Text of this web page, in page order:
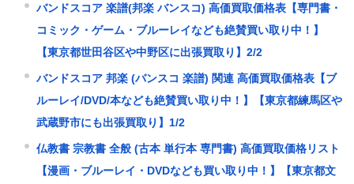
バンドスコア 楽譜(邦楽 バンスコ) 高価買取価格表【専門書・
コミック・ゲーム・ブルーレイなども絶賛買い取り中！】
【東京都世田谷区や中野区に出張買取り】2/2
バンドスコア 邦楽 (バンスコ 楽譜) 関連 高価買取価格表【ブ
ルーレイ/DVD/本なども絶賛買い取り中！】【東京都練馬区や
武蔵野市にも出張買取り】1/2
仏教書 宗教書 全般 (古本 単行本 専門書) 高価買取価格リスト
【漫画・ブルーレイ・DVDなども買い取り中！】【東京都文